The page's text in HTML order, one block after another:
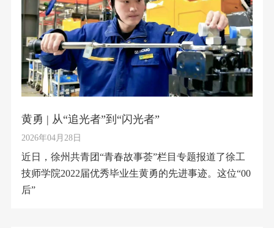
黄勇 | 从“追光者”到“闪光者”
2026年04月28日
近日，徐州共青团“青春故事荟”栏目专题报道了徐工
技师学院2022届优秀毕业生黄勇的先进事迹。这位“00
后”